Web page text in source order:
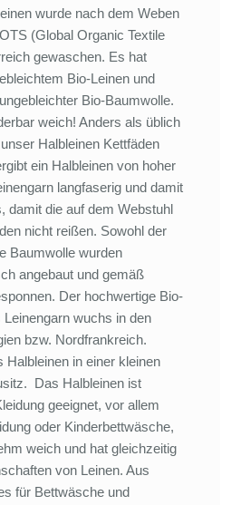
wurde nach dem Weben
(Global Organic Textile
gewaschen. Es hat
Bio-Leinen und
Bio-Baumwolle.
weich! Anders als üblich
Halbleinen Kettfäden
ein Halbleinen von hoher
langfaserig und damit
damit die auf dem Webstuhl
nicht reißen. Sowohl der
Baumwolle wurden
angebaut und gemäß
Der hochwertige Bio-
wuchs in den
bzw. Nordfrankreich.
Halbleinen in einer kleinen
Das Halbleinen ist
geeignet, vor allem
oder Kinderbettwäsche,
weich und hat gleichzeitig
von Leinen. Aus
für Bettwäsche und